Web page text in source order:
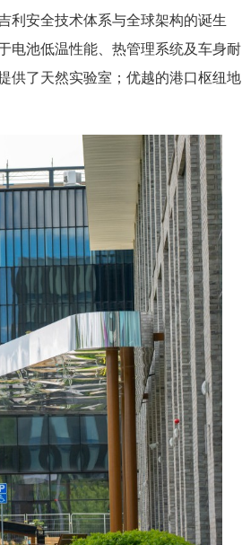
利安全技术体系与全球架构的诞生
电池低温性能、热管理系统及车身耐
供了天然实验室；优越的港口枢纽地